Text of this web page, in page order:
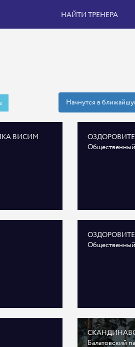
НАЙТИ ТРЕНЕРА
Начнутся в
ВИСИМ
Общественный
Общественный
Балатовский